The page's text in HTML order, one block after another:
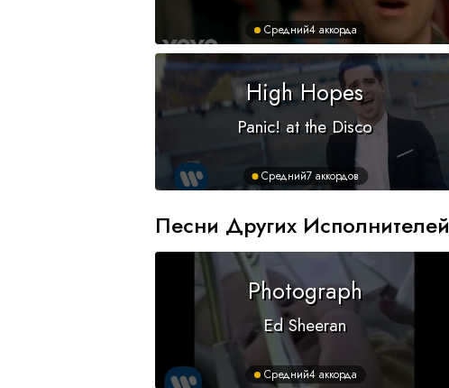
Средний4 аккорда
High Hopes
Panic! at the Disco
Средний7 аккордов
Песни Других Исполнителей
Photograph
Ed Sheeran
Средний4 аккорда